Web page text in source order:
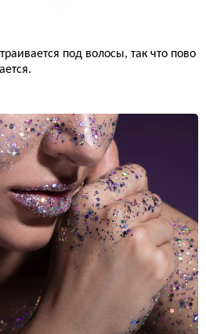
под волосы, так что пово